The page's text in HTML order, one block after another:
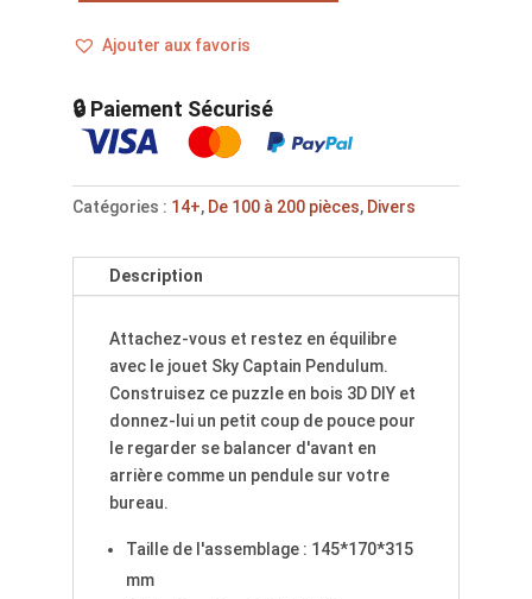
Ajouter aux favoris
🔒 Paiement Sécurisé
Catégories : 14+, De 100 à 200 pièces, Divers
Description
Attachez-vous et restez en équilibre
avec le jouet Sky Captain Pendulum.
Construisez ce puzzle en bois 3D DIY et
donnez-lui un petit coup de pouce pour
le regarder se balancer d'avant en
arrière comme un pendule sur votre
bureau.
Taille de l'assemblage : 145*170*315
mm